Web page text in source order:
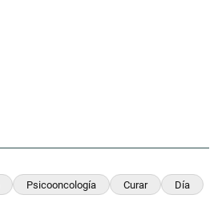
Psicooncología Curar Día